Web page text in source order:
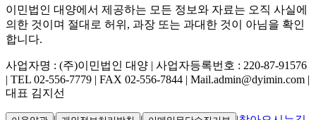
이민법인 대양에서 제공하는 모든 정보와 자료는 오직 사실에
의한 것이며 절대로 허위, 과장 또는 과대한 것이 아님을 확인
합니다.
사업자명 : (주)이민법인 대양 | 사업자등록번호 : 220-87-91576
| TEL 02-556-7779 | FAX 02-556-7844 | Mail.admin@dyimin.com |
대표 김지선